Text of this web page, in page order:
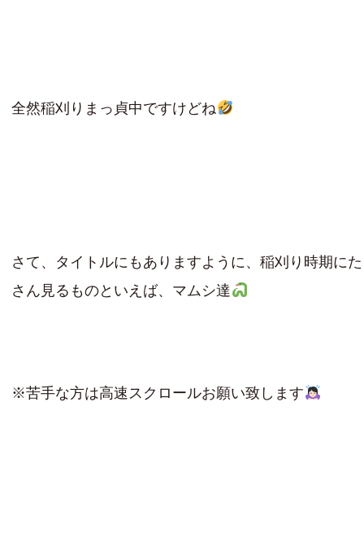
全然稲刈りまっ貞中ですけどね
さて、タイトルにもありますように、稲刈り時期に
さん見るものといえば、マムシ達
※苦手な方は高速スクロールお願い致します